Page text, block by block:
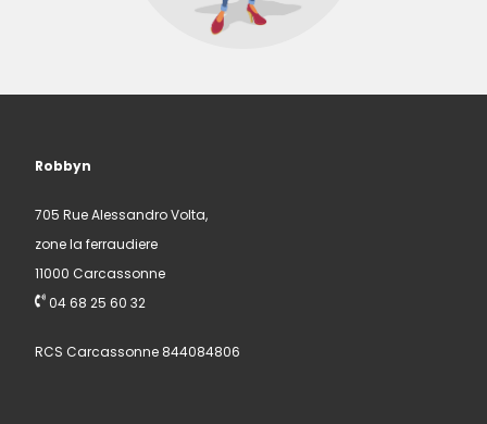
Robbyn
705 Rue Alessandro Volta,
zone la ferraudiere
11000 Carcassonne
04 68 25 60 32
RCS Carcassonne 844084806